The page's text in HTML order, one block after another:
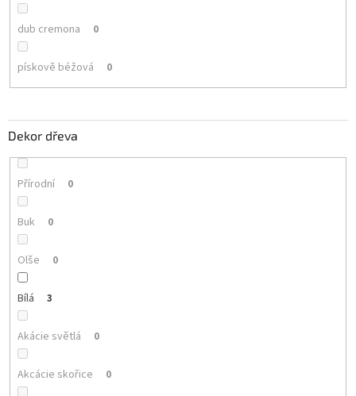
dub cremona 0
pískově béžová 0
Dekor dřeva
Přírodní 0
Buk 0
Olše 0
Bílá 3
Akácie světlá 0
Akcácie skořice 0